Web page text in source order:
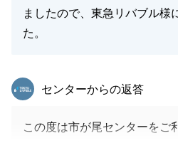
ましたので、東急リバブル様
た。
東急リバブル
センターからの返答
この度は市が尾センターをご